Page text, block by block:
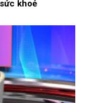
khoẻ